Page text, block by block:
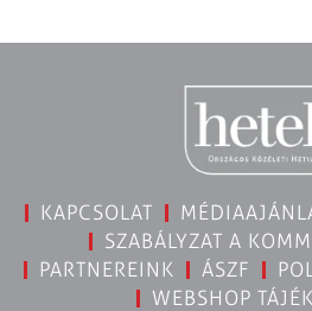
KAPCSOLAT
SZABÁLYZAT A
PARTNEREINK
ÁSZF
WEBSHOP